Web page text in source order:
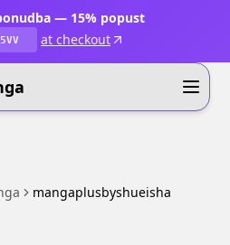
— 15% popust
at checkout
mangaplusbyshueisha